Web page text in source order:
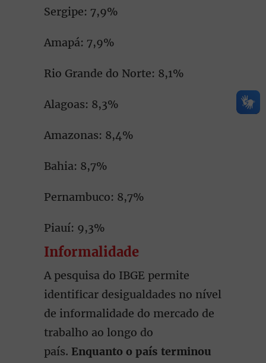
Sergipe: 7,9%
Amapá: 7,9%
Rio Grande do Norte: 8,1%
Alagoas: 8,3%
Amazonas: 8,4%
Bahia: 8,7%
Pernambuco: 8,7%
Piauí: 9,3%
Informalidade
A pesquisa do IBGE permite
identificar desigualdades no nível
de informalidade do mercado de
trabalho ao longo do
país. Enquanto o país terminou